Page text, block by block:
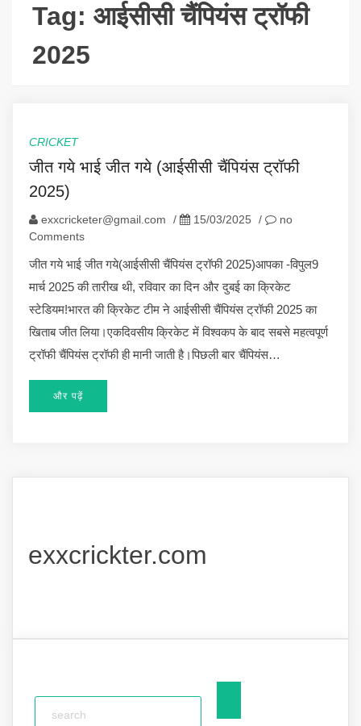
Tag: आईसीसी चैंपियंस ट्रॉफी
2025
CRICKET
जीत गये भाई जीत गये (आईसीसी चैंपियंस ट्रॉफी
2025)
exxcricketer@gmail.com / 15/03/2025 /
no
Comments
जीत गये भाई जीत गये(आईसीसी चैंपियंस ट्रॉफी 2025)आपका -विपुल9
मार्च 2025 की तारीख थी, रविवार का दिन और दुबई का क्रिकेट
स्टेडियम!भारत की क्रिकेट टीम ने आईसीसी चैंपियंस ट्रॉफी 2025 का
खिताब जीत लिया।एकदिवसीय क्रिकेट में विश्वकप के बाद सबसे महत्वपूर्ण
ट्रॉफी चैंपियंस ट्रॉफी ही मानी जाती है।पिछली बार चैंपियंस…
और पढ़ें
exxcrickter.com